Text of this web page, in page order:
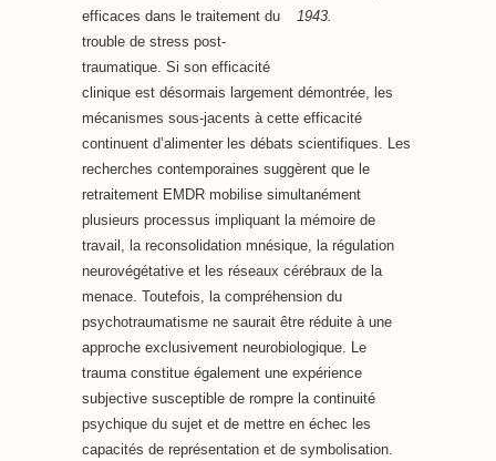
1943.
efficaces dans le traitement du
trouble de stress post-
traumatique. Si son efficacité
clinique est désormais largement démontrée, les
mécanismes sous-jacents à cette efficacité
continuent d’alimenter les débats scientifiques. Les
recherches contemporaines suggèrent que le
retraitement EMDR mobilise simultanément
plusieurs processus impliquant la mémoire de
travail, la reconsolidation mnésique, la régulation
neurovégétative et les réseaux cérébraux de la
menace. Toutefois, la compréhension du
psychotraumatisme ne saurait être réduite à une
approche exclusivement neurobiologique. Le
trauma constitue également une expérience
subjective susceptible de rompre la continuité
psychique du sujet et de mettre en échec les
capacités de représentation et de symbolisation.